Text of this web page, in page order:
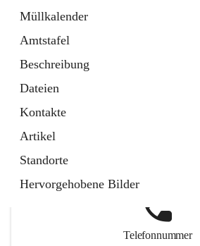
Müllkalender
Amtstafel
Beschreibung
Dateien
Kontakte
Artikel
Standorte
Hervorgehobene Bilder
Telefonnummer